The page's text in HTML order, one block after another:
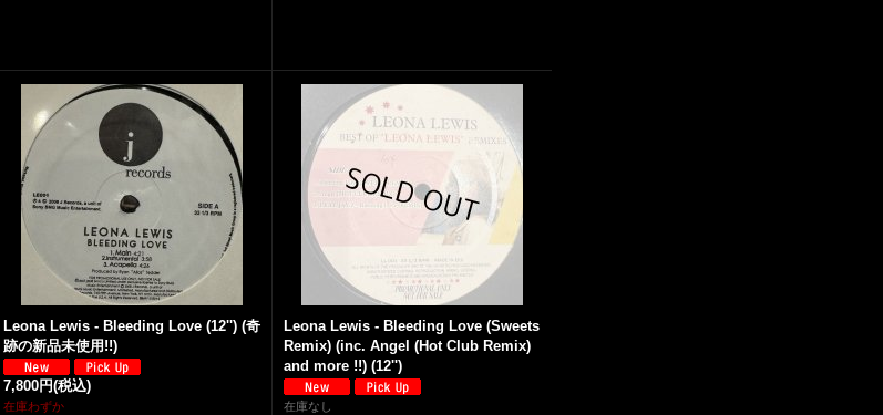
Leona Lewis - Bleeding Love (12'') (奇
跡の新品未使用!!)
7,800円(税込)
在庫わずか
Leona Lewis - Bleeding Love (Sweets
Remix) (inc. Angel (Hot Club Remix)
and more !!) (12'')
在庫なし